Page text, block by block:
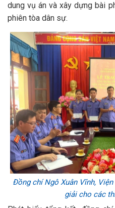
dung vụ án và xây dựng bài
phiên tòa dân sự.
Đồng chí Ngô Xuân Vĩnh,
giải cho các